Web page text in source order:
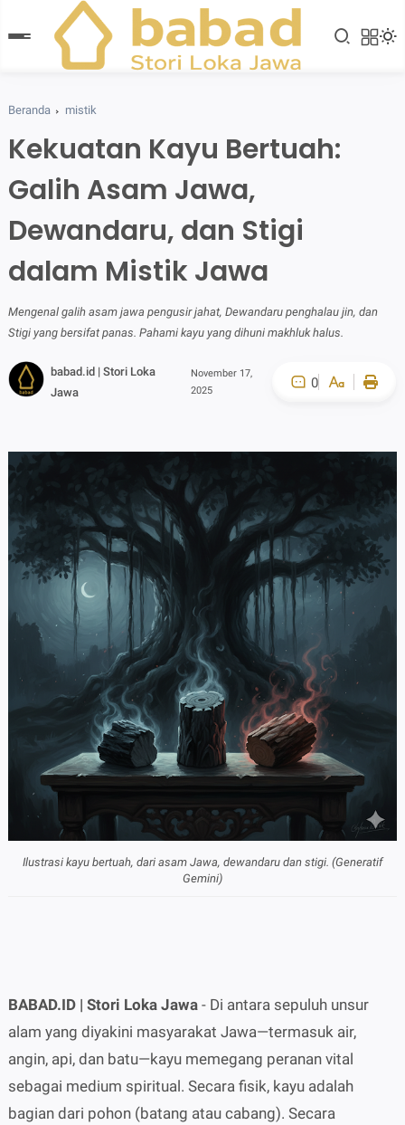
Beranda mistik
Kekuatan Kayu Bertuah:
Galih Asam Jawa,
Dewandaru, dan Stigi
dalam Mistik Jawa
Mengenal galih asam jawa pengusir jahat, Dewandaru penghalau jin, dan
Stigi yang bersifat panas. Pahami kayu yang dihuni makhluk halus.
babad.id | Stori Loka
Jawa
November 17,
2025
0
A+
Ilustrasi kayu bertuah, dari asam Jawa, dewandaru dan stigi. (Generatif
Gemini)
BABAD.ID | Stori Loka Jawa- Di antara sepuluh unsur
alam yang diyakini masyarakat Jawa—termasuk air,
angin, api, dan batu—kayu memegang peranan vital
sebagai medium spiritual. Secara fisik, kayu adalah
bagian dari pohon (batang atau cabang). Secara